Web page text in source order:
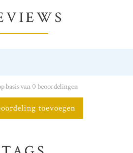
basis van 0 beoordelingen
toevoegen